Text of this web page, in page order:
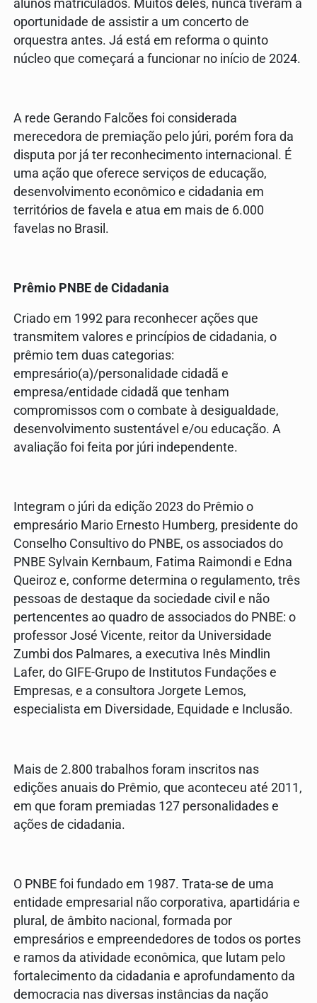
alunos matriculados. Muitos deles, nunca tiveram a
oportunidade de assistir a um concerto de
orquestra antes. Já está em reforma o quinto
núcleo que começará a funcionar no início de 2024.
A rede Gerando Falcões foi considerada
merecedora de premiação pelo júri, porém fora da
disputa por já ter reconhecimento internacional. É
uma ação que oferece serviços de educação,
desenvolvimento econômico e cidadania em
territórios de favela e atua em mais de 6.000
favelas no Brasil.
Prêmio PNBE de Cidadania
Criado em 1992 para reconhecer ações que
transmitem valores e princípios de cidadania, o
prêmio tem duas categorias:
empresário(a)/personalidade cidadã e
empresa/entidade cidadã que tenham
compromissos com o combate à desigualdade,
desenvolvimento sustentável e/ou educação. A
avaliação foi feita por júri independente.
Integram o júri da edição 2023 do Prêmio o
empresário Mario Ernesto Humberg, presidente do
Conselho Consultivo do PNBE, os associados do
PNBE Sylvain Kernbaum, Fatima Raimondi e Edna
Queiroz e, conforme determina o regulamento, três
pessoas de destaque da sociedade civil e não
pertencentes ao quadro de associados do PNBE: o
professor José Vicente, reitor da Universidade
Zumbi dos Palmares, a executiva Inês Mindlin
Lafer, do GIFE-Grupo de Institutos Fundações e
Empresas, e a consultora Jorgete Lemos,
especialista em Diversidade, Equidade e Inclusão.
Mais de 2.800 trabalhos foram inscritos nas
edições anuais do Prêmio, que aconteceu até 2011,
em que foram premiadas 127 personalidades e
ações de cidadania.
O PNBE foi fundado em 1987. Trata-se de uma
entidade empresarial não corporativa, apartidária e
plural, de âmbito nacional, formada por
empresários e empreendedores de todos os portes
e ramos da atividade econômica, que lutam pelo
fortalecimento da cidadania e aprofundamento da
democracia nas diversas instâncias da nação